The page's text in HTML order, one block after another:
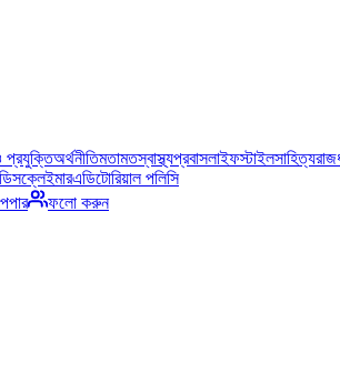
প্রযুক্তিঅর্থনীতিমতামতস্বাস্থ্যপ্রবাসলাইফস্টাইলসাহিত্য
ডিসক্লেইমারএডিটোরিয়াল পলিসি
ফলো করুন